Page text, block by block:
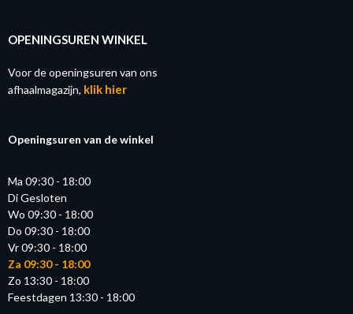
OPENINGSUREN WINKEL
Voor de openingsuren van ons
afhaalmagazijn, klik hier
Openingsuren van de winkel
Ma 09:30 - 18:00
Di Gesloten
Wo 09:30 - 18:00
Do 09:30 - 18:00
Vr 09:30 - 18:00
Za 09:30 - 18:00
Zo 13:30 - 18:00
Feestdagen 13:30 - 18:00